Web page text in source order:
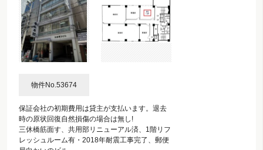
物件No.53674
保証会社の初期費用は貸主が支払います。退去
時の原状回復自然損傷の場合は無し!
三休橋筋面す、共用部リニューアル済、1階リフ
レッシュルーム有・2018年耐震工事完了、郵便